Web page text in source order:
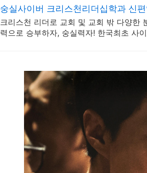
숭실사이버 크리스천리더십학과 신
크리스천 리더로 교회 및 교회 밖 다양한
력으로 승부하자, 숭실력자! 한국최초 사